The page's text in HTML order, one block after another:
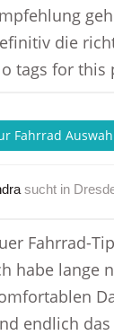
die
tags for this
Fahrrad
sucht in
Fahrrad-
habe lange
endlich